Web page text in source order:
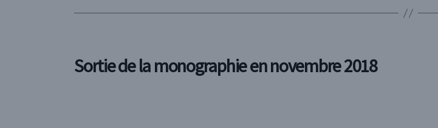
Sortie de la monographie en novembre 2018